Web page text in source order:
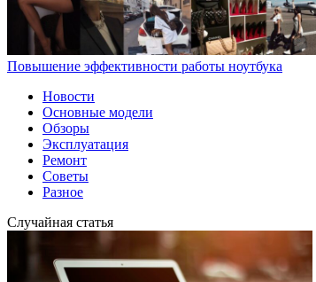
Повышение эффективности работы ноутбука
Новости
Основные модели
Обзоры
Эксплуатация
Ремонт
Советы
Разное
Случайная статья